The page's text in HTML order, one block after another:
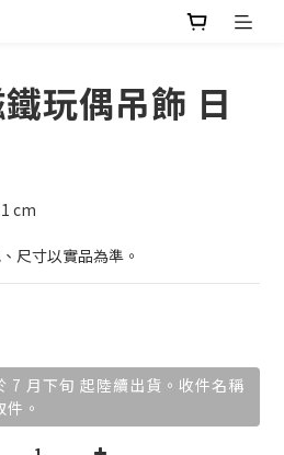
玩偶吊飾 日
cm
尺寸以實品為準。
7 月下旬 起陸續出貨。收件名稱
。